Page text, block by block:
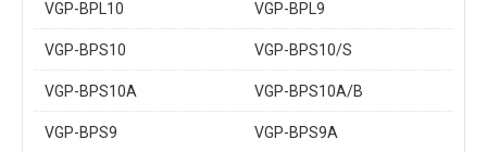
VGP-BPL10 VGP-BPL9
VGP-BPS10 VGP-BPS10/S
VGP-BPS10A VGP-BPS10A/B
VGP-BPS9 VGP-BPS9A